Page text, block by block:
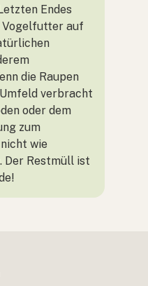
Endes
Vogelfutter auf
die Raupen
verbracht
oder dem
zum
wie
Der Restmüll ist